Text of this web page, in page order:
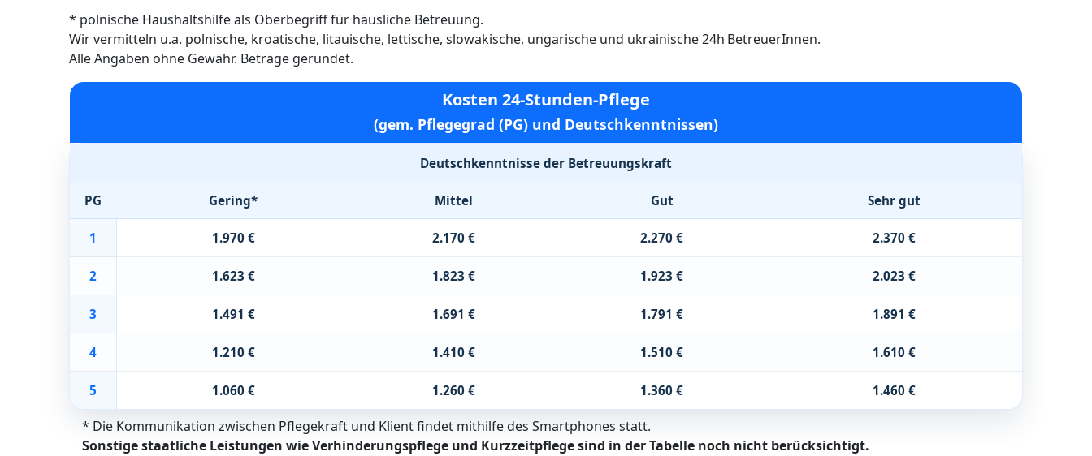
* polnische Haushaltshilfe als Oberbegriff für häusliche Betreuung.
Wir vermitteln u.a. polnische, kroatische, litauische, lettische, slowakische, ungarische und ukrainische 24h BetreuerInnen.
Alle Angaben ohne Gewähr. Beträge gerundet.
Kosten 24-Stunden-Pflege
(gem. Pflegegrad (PG) und Deutschkenntnissen)
Deutschkenntnisse der Betreuungskraft
PG Gering* Mittel Gut Sehr gut
1 1.970 € 2.170 € 2.270 € 2.370 €
2 1.623 € 1.823 € 1.923 € 2.023 €
3 1.491 € 1.691 € 1.791 € 1.891 €
4 1.210 € 1.410 € 1.510 € 1.610 €
5 1.060 € 1.260 € 1.360 € 1.460 €
* Die Kommunikation zwischen Pflegekraft und Klient findet mithilfe des Smartphones statt.
Sonstige staatliche Leistungen wie Verhinderungspflege und Kurzzeitpflege sind in der Tabelle noch nicht berücksichtigt.